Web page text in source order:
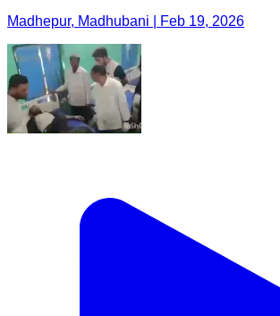
Madhepur, Madhubani | Feb 19, 2026